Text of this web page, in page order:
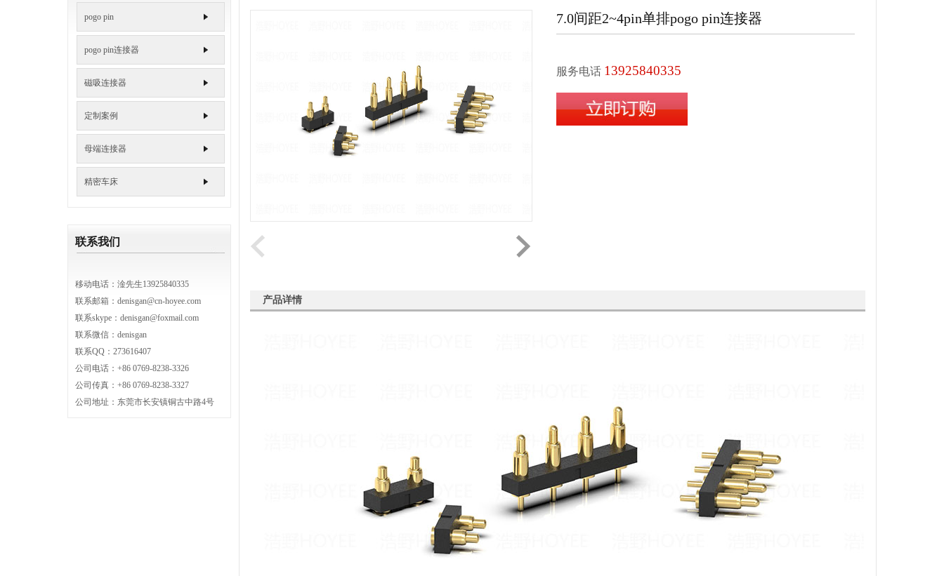
pogo pin
pogo pin连接器
磁吸连接器
定制案例
母端连接器
精密车床
联系我们
移动电话：淦先生13925840335
联系邮箱： denisgan@cn-hoyee.com
联系skype：denisgan@foxmail.com
联系微信：denisgan
联系QQ：273616407
公司电话：+86 0769-8238-3326
公司传真：+86 0769-8238-3327
公司地址：东莞市长安镇铜古中路4号
7.0间距2~4pin单排pogo pin连接器
服务电话 13925840335
产品详情